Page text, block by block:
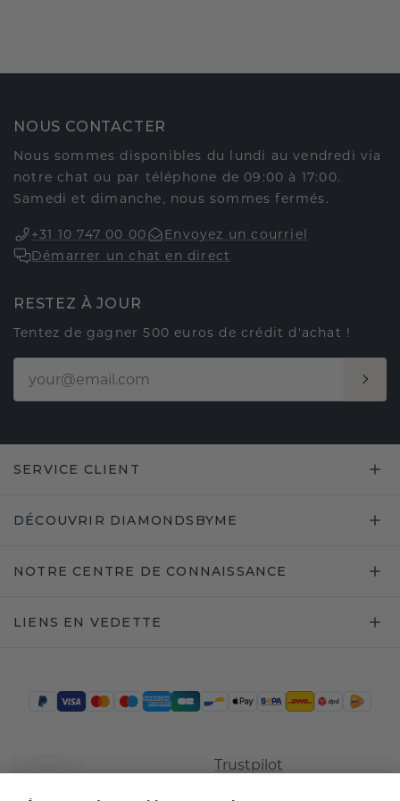
NOUS CONTACTER
Nous sommes disponibles du lundi au vendredi via
notre chat ou par téléphone de 09:00 à 17:00.
Samedi et dimanche, nous sommes fermés.
+31 10 747 00 00
Envoyez un courriel
Démarrer un chat en direct
RESTEZ À JOUR
Tentez de gagner 500 euros de crédit d'achat !
SERVICE CLIENT
DÉCOUVRIR DIAMONDSBYME
NOTRE CENTRE DE CONNAISSANCE
LIENS EN VEDETTE
Trustpilot